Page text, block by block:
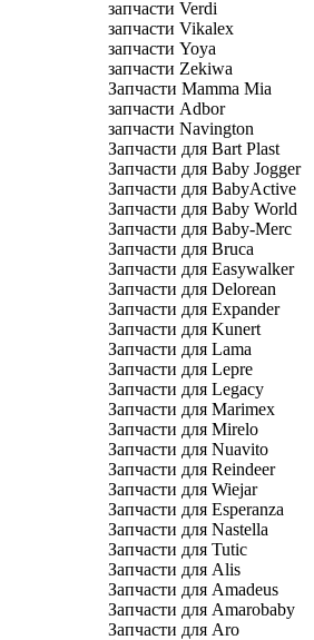
запчасти Verdi
запчасти Vikalex
запчасти Yoya
запчасти Zekiwa
Запчасти Mamma Mia
запчасти Adbor
запчасти Navington
Запчасти для Bart Plast
Запчасти для Baby Jogger
Запчасти для BabyActive
Запчасти для Baby World
Запчасти для Baby-Merc
Запчасти для Bruca
Запчасти для Easywalker
Запчасти для Delorean
Запчасти для Expander
Запчасти для Kunert
Запчасти для Lama
Запчасти для Lepre
Запчасти для Legacy
Запчасти для Marimex
Запчасти для Mirelo
Запчасти для Nuavito
Запчасти для Reindeer
Запчасти для Wiejar
Запчасти для Esperanza
Запчасти для Nastella
Запчасти для Tutic
Запчасти для Alis
Запчасти для Amadeus
Запчасти для Amarobaby
Запчасти для Aro